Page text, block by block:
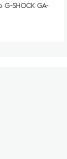
G-SHOCK GA-